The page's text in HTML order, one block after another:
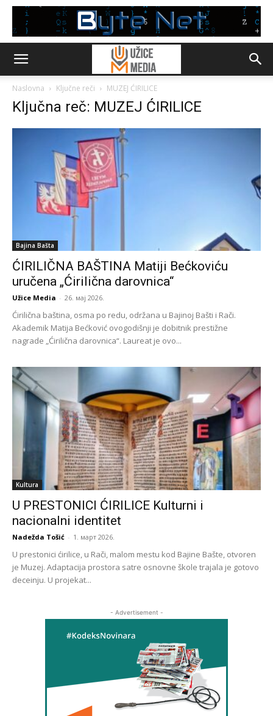
Naslovna Ključne reči MUZEJ ĆIRILICE
Ključna reč: MUZEJ ĆIRILICE
Bajina Bašta
ĆIRILIČNA BAŠTINA Matiji Bećkoviću
uručena „Ćirilična darovnica“
Užice Media - 26. мај 2026.
Ćirilična baština, osma po redu, održana u Bajinoj Bašti i Rači.
Akademik Matija Bećković ovogodišnji je dobitnik prestižne
nagrade „Ćirilična darovnica“. Laureat je ovo...
Kultura
U PRESTONICI ĆIRILICE Kulturni i
nacionalni identitet
Nadežda Tošić - 1. март 2026.
U prestonici ćirilice, u Rači, malom mestu kod Bajine Bašte, otvoren
je Muzej. Adaptacija prostora satre osnovne škole trajala je gotovo
deceinju. U projekat...
- Advertisement -